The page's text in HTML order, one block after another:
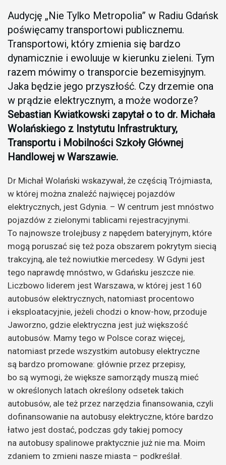
Audycję „Nie Tylko Metropolia” w Radiu Gdańsk
poświęcamy transportowi publicznemu.
Transportowi, który zmienia się bardzo
dynamicznie i ewoluuje w kierunku zieleni. Tym
razem mówimy o transporcie bezemisyjnym.
Jaka będzie jego przyszłość. Czy drzemie ona
w prądzie elektrycznym, a może wodorze?
Sebastian Kwiatkowski zapytał o to dr. Michała
Wolańskiego z Instytutu Infrastruktury,
Transportu i Mobilności Szkoły Głównej
Handlowej w Warszawie.
Dr Michał Wolański wskazywał, że częścią Trójmiasta,
w której można znaleźć najwięcej pojazdów
elektrycznych, jest Gdynia. – W centrum jest mnóstwo
pojazdów z zielonymi tablicami rejestracyjnymi.
To najnowsze trolejbusy z napędem bateryjnym, które
mogą poruszać się też poza obszarem pokrytym siecią
trakcyjną, ale też nowiutkie mercedesy. W Gdyni jest
tego naprawdę mnóstwo, w Gdańsku jeszcze nie.
Liczbowo liderem jest Warszawa, w której jest 160
autobusów elektrycznych, natomiast procentowo
i eksploatacyjnie, jeżeli chodzi o know-how, przoduje
Jaworzno, gdzie elektryczna jest już większość
autobusów. Mamy tego w Polsce coraz więcej,
natomiast przede wszystkim autobusy elektryczne
są bardzo promowane: głównie przez przepisy,
bo są wymogi, że większe samorządy muszą mieć
w określonych latach określony odsetek takich
autobusów, ale też przez narzędzia finansowania, czyli
dofinansowanie na autobusy elektryczne, które bardzo
łatwo jest dostać, podczas gdy takiej pomocy
na autobusy spalinowe praktycznie już nie ma. Moim
zdaniem to zmieni nasze miasta – podkreślał.